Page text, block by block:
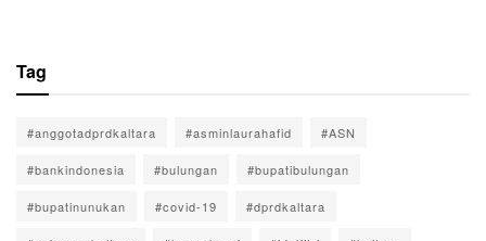
Tag
#anggotadprdkaltara #asminlaurahafid #ASN
#bankindonesia #bulungan #bupatibulungan
#bupatinunukan #covid-19 #dprdkaltara